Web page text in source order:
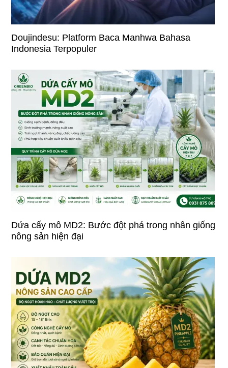
Doujindesu: Platform Baca Manhwa Bahasa
Indonesia Terpopuler
Dứa cấy mô MD2: Bước đột phá trong nhân giống
nông sản hiện đại